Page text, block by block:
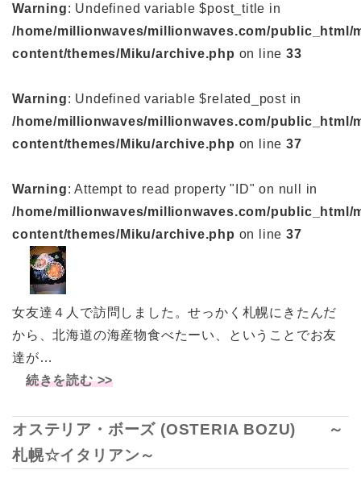
Warning: Undefined variable $post_title in
/home/millionwaves/millionwaves.com/public_html/
content/themes/Miku/archive.php on line33
Warning: Undefined variable $related_post in
/home/millionwaves/millionwaves.com/public_html/
content/themes/Miku/archive.php on line37
Warning: Attempt to read property "ID" on null in
/home/millionwaves/millionwaves.com/public_html/
content/themes/Miku/archive.php on line37
女友達４人で訪問しました。せっかく札幌にきたんだ
から、北海道の海産物食べたーい、ということでお友
達が…
続きを読む >>
オステリア・ボーズ (OSTERIA BOZU) ～
札幌☆イタリアン～